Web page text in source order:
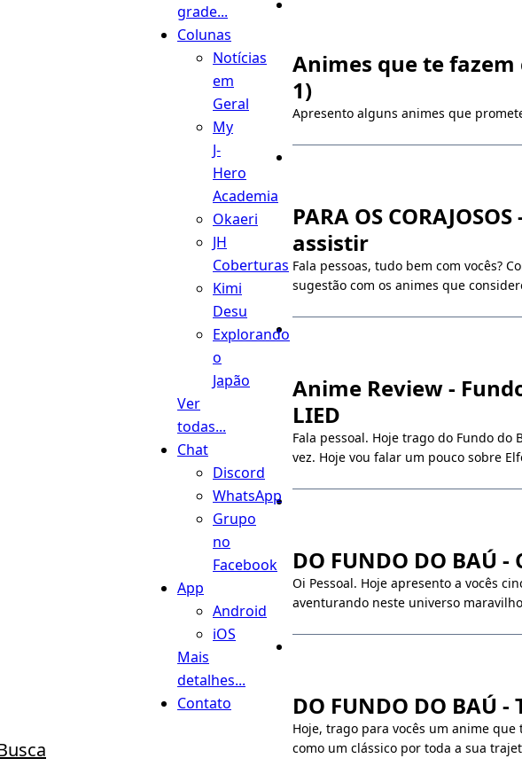
grade...
Colunas
Notícias
em
Geral
My
J-
Hero
Academia
Okaeri
JH
Coberturas
Kimi
Desu
Explorando
o
Japão
Ver
todas...
Chat
Discord
WhatsApp
Grupo
no
Facebook
App
Android
iOS
Mais
detalhes...
Contato
Animes que te
1)
Apresento alguns animes que
PARA OS
assistir
Fala pessoas, tudo bem com vocês?
sugestão com os animes que
Anime Review -
LIED
Fala pessoal. Hoje trago do Fundo
vez. Hoje vou falar um pouco sobre
DO FUNDO DO BAÚ
Oi Pessoal. Hoje apresento a vocês
aventurando neste universo
DO FUNDO DO BAÚ
Hoje, trago para vocês um anime
como um clássico por toda a sua